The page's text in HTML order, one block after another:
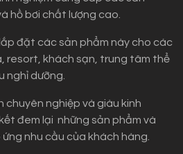
hồ bơi chất lượng cao.
đặt các sản phẩm này cho các
resort, khách sạn, trung tâm thể
nghỉ dưỡng.
chuyên nghiệp và giàu kinh
đem lại những sản phẩm và
nhu cầu của khách hàng.